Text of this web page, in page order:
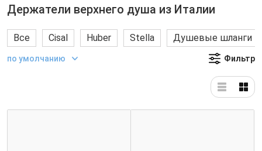
Держатели верхнего душа из Италии
Все Cisal Huber Stella Душевые шланги
по умолчанию Фильтр